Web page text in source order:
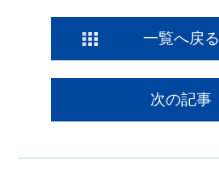
一覧へ戻る
次の記事